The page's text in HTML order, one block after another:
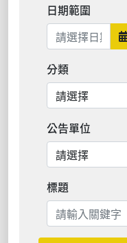
日期範圍
分類
公告單位
標題
搜尋